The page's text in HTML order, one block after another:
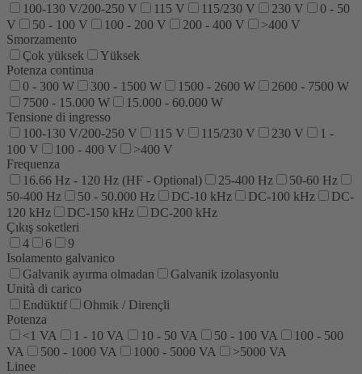
100-130 V/200-250 V
115 V 115/230 V 230 V
0 - 50
V
50 - 100 V 100 - 200 V 200 - 400 V
>400 V
Smorzamento
Çok yüksek
Yüksek
Potenza continua
0 - 300 W
300 - 1500 W 1500 - 2600 W
2600 - 7500 W
7500 - 15.000 W
15.000 - 60.000 W
Tensione di ingresso
100-130 V/200-250 V
115 V 115/230 V 230 V
1 -
100 V
100 - 400 V
>400 V
Frequenza
16.66 Hz - 120 Hz (HF - Optional)
25-400 Hz
50-60 Hz
50-400 Hz
50 - 50.000 Hz DC-10 kHz DC-100 kHz
DC-
120 kHz
DC-150 kHz
DC-200 kHz
Çıkış soketleri
4
6
9
Isolamento galvanico
Galvanik ayırma olmadan
Galvanik izolasyonlu
Unità di carico
Endüktif
Ohmik / Dirençli
Potenza
<1 VA
1 - 10 VA 10 - 50 VA 50 - 100 VA
100 - 500
VA
500 - 1000 VA 1000 - 5000 VA
>5000 VA
Linee